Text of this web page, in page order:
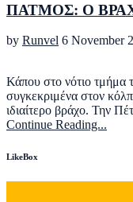
ΠΑΤΜΟΣ: Ο
by Runvel 6 November
Κάπου στο νότιο τμήμα
συγκεκριμένα στον
ιδιαίτερο βράχο. Την
Continue Reading...
LikeBox